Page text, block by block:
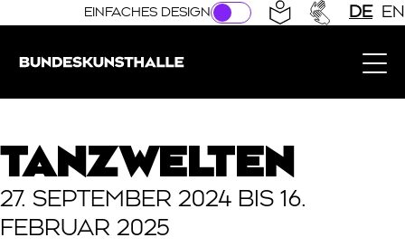
Direkt zur Hauptnavigation springen
Direkt zum Hauptinhalt springen
EINFACHES DESIGN DE EN
TANZWELTEN
27. SEPTEMBER 2024 BIS 16.
FEBRUAR 2025